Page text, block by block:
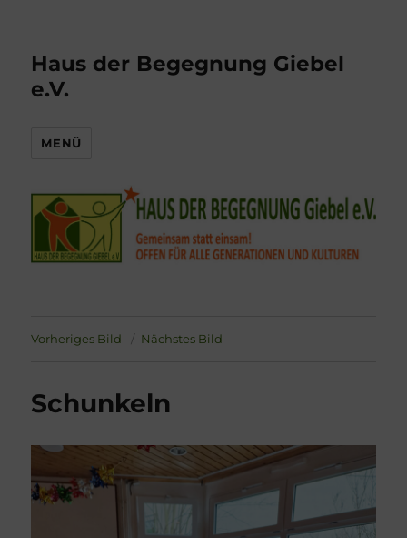
Haus der Begegnung Giebel
e.V.
MENÜ
Vorheriges Bild Nächstes Bild
Schunkeln